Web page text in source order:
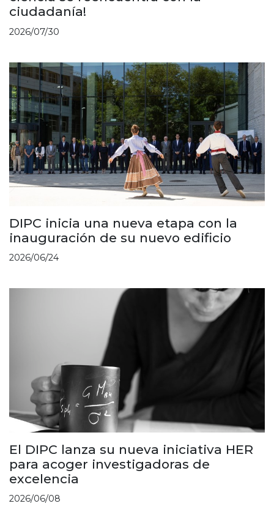
ciudadanía!
2026/07/30
DIPC inicia una nueva etapa con la
inauguración de su nuevo edificio
2026/06/24
El DIPC lanza su nueva iniciativa HER
para acoger investigadoras de
excelencia
2026/06/08